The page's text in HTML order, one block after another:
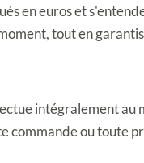
en euros et
tout en
intégralement au
commande ou toute